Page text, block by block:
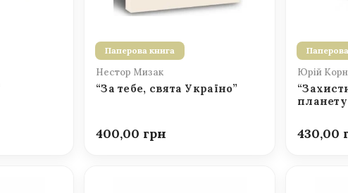
Паперова книга
Нестор Мизак
“За тебе, свята Україно”
400,00
Юрій
430,00